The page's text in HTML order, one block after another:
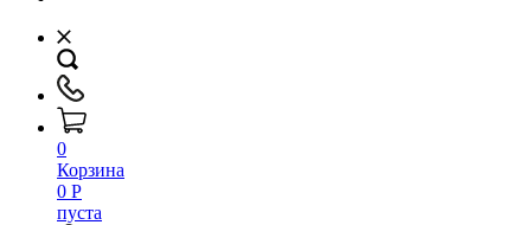
0
Корзина
0 Р
пуста